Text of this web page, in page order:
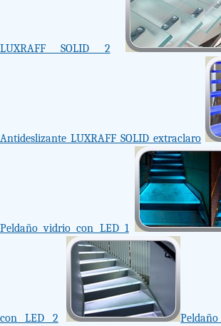
LUXRAFF SOLID 2
Antideslizante LUXRAFF SOLID extraclaro
Peldaño vidrio con LED 1
con LED 2